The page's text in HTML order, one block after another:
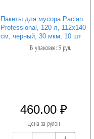
Пакеты для мусора Paclan
Professional, 120 л, 112х140
см, черный, 30 мкм, 10 шт
В упаковке: 9 рул.
460.00
Цена за рулон